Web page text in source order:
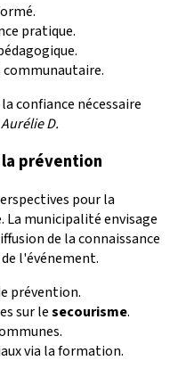
pratique.
confiance nécessaire
Aurélie D.
prévention
pour la
La municipalité envisage
de la connaissance
l'événement.
prévention.
sur lesecourisme.
via la formation.